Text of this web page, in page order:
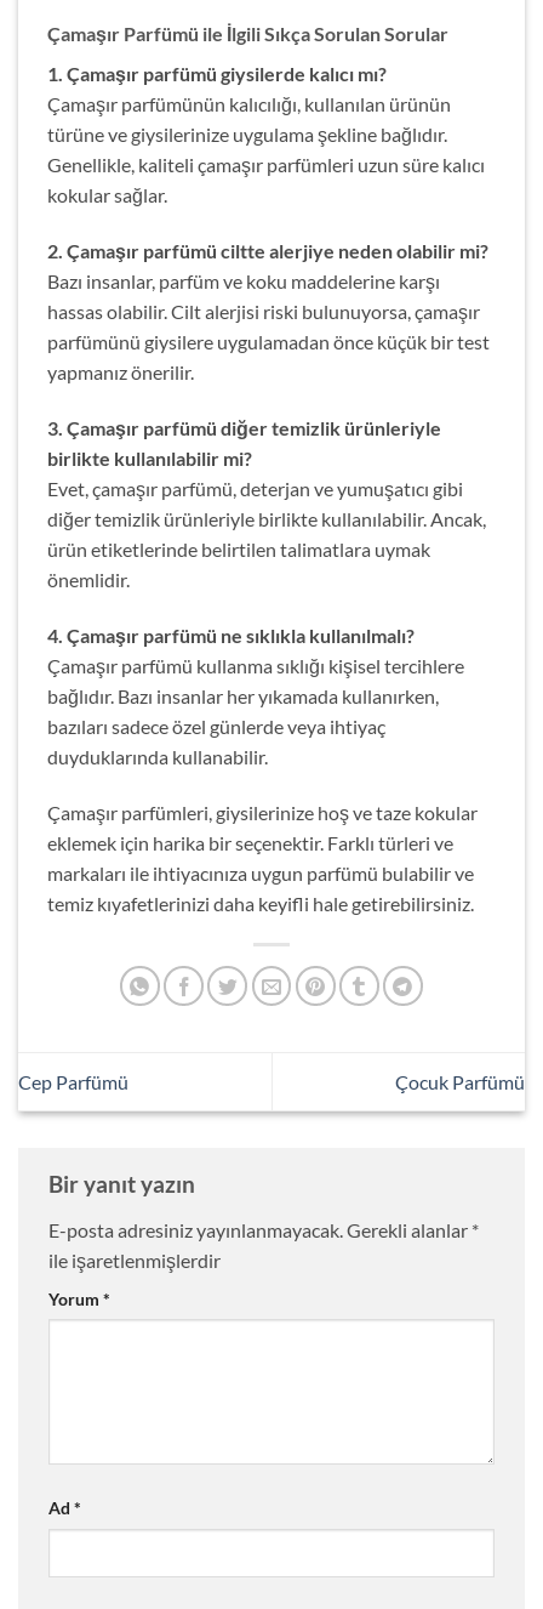
Çamaşır Parfümü ile İlgili Sıkça Sorulan Sorular
1. Çamaşır parfümü giysilerde kalıcı mı?
Çamaşır parfümünün kalıcılığı, kullanılan ürünün
türüne ve giysilerinize uygulama şekline bağlıdır.
Genellikle, kaliteli çamaşır parfümleri uzun süre kalıcı
kokular sağlar.
2. Çamaşır parfümü ciltte alerjiye neden olabilir mi?
Bazı insanlar, parfüm ve koku maddelerine karşı
hassas olabilir. Cilt alerjisi riski bulunuyorsa, çamaşır
parfümünü giysilere uygulamadan önce küçük bir test
yapmanız önerilir.
3. Çamaşır parfümü diğer temizlik ürünleriyle
birlikte kullanılabilir mi?
Evet, çamaşır parfümü, deterjan ve yumuşatıcı gibi
diğer temizlik ürünleriyle birlikte kullanılabilir. Ancak,
ürün etiketlerinde belirtilen talimatlara uymak
önemlidir.
4. Çamaşır parfümü ne sıklıkla kullanılmalı?
Çamaşır parfümü kullanma sıklığı kişisel tercihlere
bağlıdır. Bazı insanlar her yıkamada kullanırken,
bazıları sadece özel günlerde veya ihtiyaç
duyduklarında kullanabilir.
Çamaşır parfümleri, giysilerinize hoş ve taze kokular
eklemek için harika bir seçenektir. Farklı türleri ve
markaları ile ihtiyacınıza uygun parfümü bulabilir ve
temiz kıyafetlerinizi daha keyifli hale getirebilirsiniz.
Cep Parfümü Çocuk Parfümü
Bir yanıt yazın
E-posta adresiniz yayınlanmayacak. Gerekli alanlar *
ile işaretlenmişlerdir
Yorum *
Ad *